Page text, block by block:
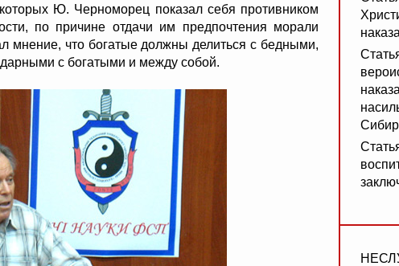
Ю. Черноморец показал себя противником
по причине отдачи им предпочтения морали
мнение, что богатые должны делиться с бедными,
с богатыми и между собой.